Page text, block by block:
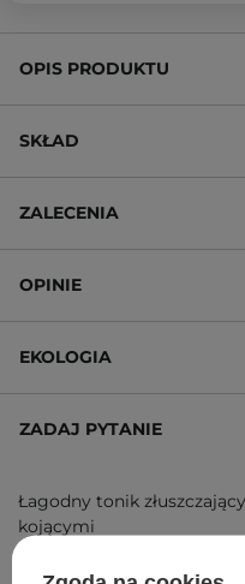
OPIS PRODUKTU
SKŁAD
ZALECENIA
OPINIE
EKOLOGIA
ZADAJ PYTANIE
Łagodny tonik
kojącymi